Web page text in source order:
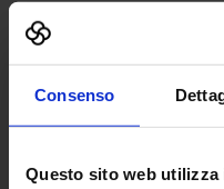
Consenso
Questo sito web utilizza